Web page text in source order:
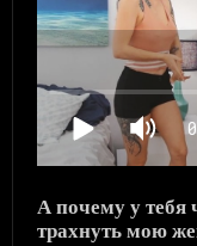
А почему у тебя
трахнуть мою